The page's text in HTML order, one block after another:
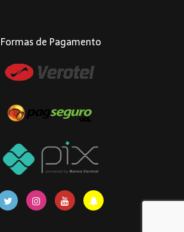
Formas de Pagamento